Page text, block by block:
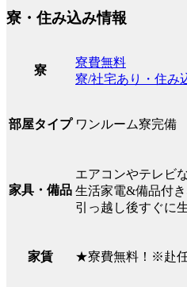
寮・住み込み情報
寮
寮費無料
寮/社宅あり・住み
部屋タイプ ワンルーム寮完備
家具・備品
エアコンやテレビ
生活家電&備品付き
引っ越し後すぐに
家賃 ★寮費無料！※赴任